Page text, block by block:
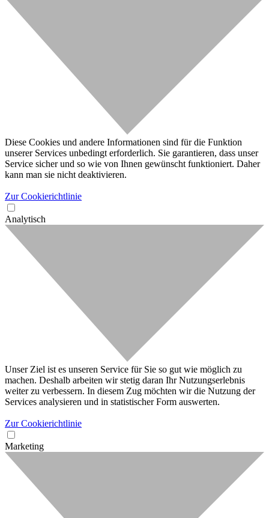
Diese Cookies und andere Informationen sind für die Funktion
unserer Services unbedingt erforderlich. Sie garantieren, dass unser
Service sicher und so wie von Ihnen gewünscht funktioniert. Daher
kann man sie nicht deaktivieren.
Zur Cookierichtlinie
Analytisch
Unser Ziel ist es unseren Service für Sie so gut wie möglich zu
machen. Deshalb arbeiten wir stetig daran Ihr Nutzungserlebnis
weiter zu verbessern. In diesem Zug möchten wir die Nutzung der
Services analysieren und in statistischer Form auswerten.
Zur Cookierichtlinie
Marketing